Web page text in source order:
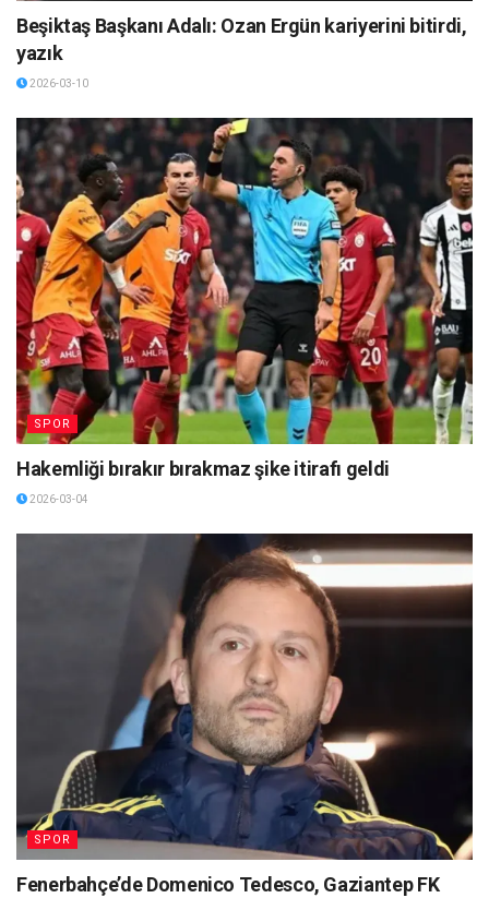
Beşiktaş Başkanı Adalı: Ozan Ergün kariyerini bitirdi,
yazık
2026-03-10
SPOR
Hakemliği bırakır bırakmaz şike itirafı geldi
2026-03-04
SPOR
Fenerbahçe’de Domenico Tedesco, Gaziantep FK